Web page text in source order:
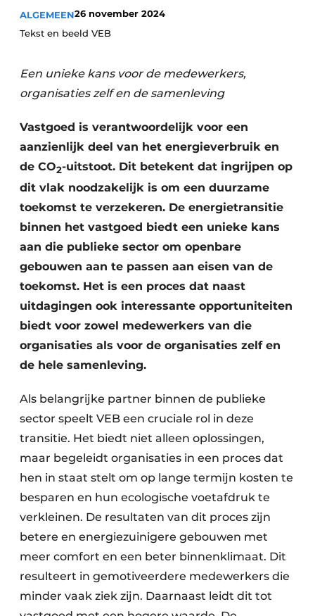
Vacature aanmelden
Vacatures
Aanmelden
Bedrijven
Contact
Akoestiek
Beton & Staalbouw
Brandveiligheid
BIM
Evenementen
Dak & Gevel
Houtbouw
Interieurarchitectuur
Keukens
Renovatie
Toegangscontrole
Veiligheid & Opleiding
Zonwering
ALGEMEEN26 november 2024
Tekst en beeld VEB
Een unieke kans voor de medewerkers,
organisaties zelf en de samenleving
Vastgoed is verantwoordelijk voor een
aanzienlijk deel van het energieverbruik en
de CO2-uitstoot. Dit betekent dat ingrijpen op
dit vlak noodzakelijk is om een duurzame
toekomst te verzekeren. De energietransitie
binnen het vastgoed biedt een unieke kans
aan die publieke sector om openbare
gebouwen aan te passen aan eisen van de
toekomst. Het is een proces dat naast
uitdagingen ook interessante opportuniteiten
biedt voor zowel medewerkers van die
organisaties als voor de organisaties zelf en
de hele samenleving.
Als belangrijke partner binnen de publieke
sector speelt VEB een cruciale rol in deze
transitie. Het biedt niet alleen oplossingen,
maar begeleidt organisaties in een proces dat
hen in staat stelt om op lange termijn kosten te
besparen en hun ecologische voetafdruk te
verkleinen. De resultaten van dit proces zijn
betere en energiezuinigere gebouwen met
meer comfort en een beter binnenklimaat. Dit
resulteert in gemotiveerdere medewerkers die
minder vaak ziek zijn. Daarnaast leidt dit tot